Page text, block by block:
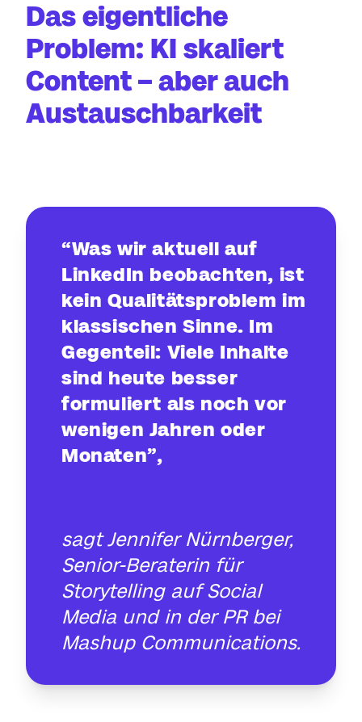
Das eigentliche
Problem: KI skaliert
Content – aber auch
Austauschbarkeit
“Was wir aktuell auf
LinkedIn beobachten, ist
kein Qualitätsproblem im
klassischen Sinne. Im
Gegenteil: Viele Inhalte
sind heute besser
formuliert als noch vor
wenigen Jahren oder
Monaten”,
sagt Jennifer Nürnberger,
Senior-Beraterin für
Storytelling auf Social
Media und in der PR bei
Mashup Communications.